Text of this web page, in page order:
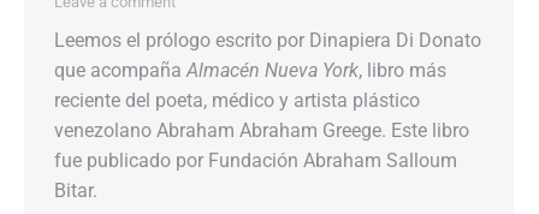
Leemos el prólogo escrito por Dinapiera Di Donato
que acompañaAlmacén Nueva York, libro más
reciente del poeta, médico y artista plástico
venezolano Abraham Abraham Greege. Este libro
fue publicado por Fundación Abraham Salloum
Bitar.